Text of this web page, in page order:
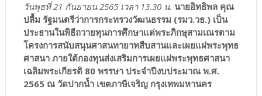
วันพุธที่ 21 กันยายน 2565 เวลา 13.30 น. นายอิทธิพล คุณ
ปลื้ม รัฐมนตรีว่าการกระทรวงวัฒนธรรม (รมว.วธ.) เป็น
ประธานในพิธีถวายทุนการศึกษาแด่พระภิกษุสามเณรตาม
โครงการสนับสนุนศาสนทายาทสืบสานและเผยแผ่พระพุทธ
ศาสนา ภายใต้กองทุนส่งเสริมการเผยแผ่พระพุทธศาสนา
เฉลิมพระเกียรติ 80 พรรษา ประจำปีงบประมาณ พ.ศ.
2565 ณ วัดปากน้ำ เขตภาษีเจริญ กรุงเทพมหานคร